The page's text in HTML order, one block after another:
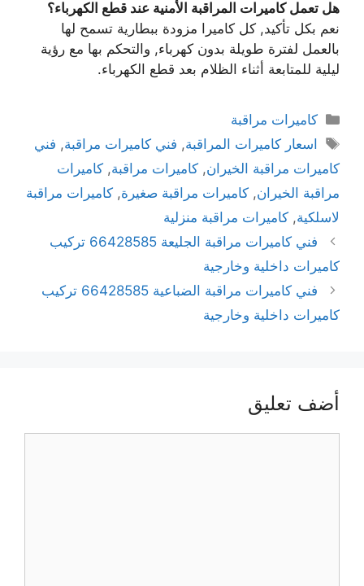
هل تعمل كاميرات المراقبة الأمنية عند قطع الكهرباء؟
نعم بكل تأكيد, كل كاميرا مزودة ببطارية تسمح لها
بالعمل لفترة طويلة بدون كهرباء, والتحكم بها مع رؤية
ليلية للمتابعة أثناء الظلام بعد قطع الكهرباء.
كاميرات مراقبة
اسعار كاميرات المراقبة, فني كاميرات مراقبة, فني
كاميرات مراقبة الخيران, كاميرات مراقبة, كاميرات
مراقبة الخيران, كاميرات مراقبة صغيرة, كاميرات مراقبة
لاسلكية, كاميرات مراقبة منزلية
فني كاميرات مراقبة الجليعة 66428585 تركيب
كاميرات داخلية وخارجية
فني كاميرات مراقبة الضباعية 66428585 تركيب
كاميرات داخلية وخارجية
أضف تعليق